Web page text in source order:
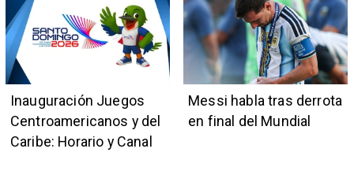
Inauguración Juegos
Centroamericanos y del
Caribe: Horario y Canal
Messi habla tras derrota
en final del Mundial